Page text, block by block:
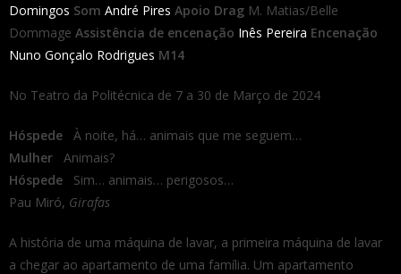
Domingos Som André Pires Apoio Drag M. Matias/Belle
Dommage Assistência de encenação Inês Pereira Encenação
Nuno Gonçalo Rodrigues M14
No Teatro da Politécnica de 7 a 30 de Março de 2024
Hóspede
À noite, há… animais que me seguem…
Mulher
Animais?
Hóspede
Sim… animais… perigosos…
Pau Miró, Girafas
A história de uma máquina de lavar, a primeira máquina de lavar
a chegar ao apartamento de uma família. Um apartamento